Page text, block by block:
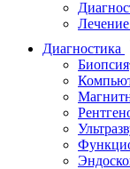
Диагностика
Биопсия